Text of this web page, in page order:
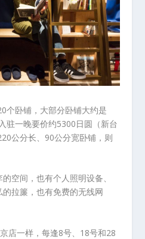
个卧铺，大部分卧铺大约是
驻一晚要价约5300日圆（新台
公分长、90公分宽卧铺，则
空间，也有个人照明设备、
拉簾，也有免费的无线网
店一样，每逢8号、18号和28